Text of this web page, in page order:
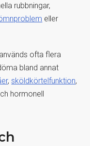
rubbningar,
eller
ofta flera
bland annat
,sköldkörtelfunktion,
hormonell